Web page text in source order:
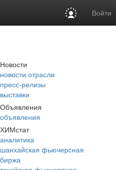
Войти
Новости
новости отрасли
пресс-релизы
выставки
Объявления
объявления
ХИМстат
аналитика
шанхайская фьючерсная
биржа